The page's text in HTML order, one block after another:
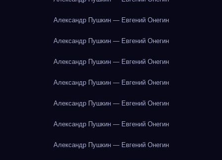
Александр Пушкин — Евгений Онегин
Александр Пушкин — Евгений Онегин
Александр Пушкин — Евгений Онегин
Александр Пушкин — Евгений Онегин
Александр Пушкин — Евгений Онегин
Александр Пушкин — Евгений Онегин
Александр Пушкин — Евгений Онегин